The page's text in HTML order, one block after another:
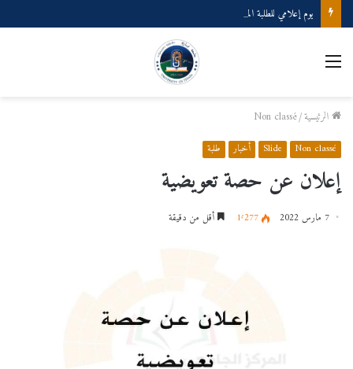
يوم إعلامي للطلبة المتخرجين دفعة 2025
القائمة
الرئيسية/
Non classé
Non classé
Slide أخبار طلبة
إعلان عن حصة تعويضية
7 مارس 2022 1٬277 أقل من دقيقة